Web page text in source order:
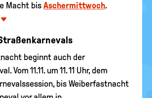
Macht bisAschermittwoch.
beginnt auch der
Vom 11.11. um 11. 11 Uhr, dem
bis Weiberfastnacht